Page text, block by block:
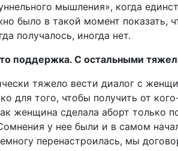
мышления», когда
было в такой момент показать,
получалось, иногда нет.
поддержка. С остальными
тяжело вести диалог с
для того, чтобы получить от
женщина сделала аборт только
у нее были и в самом
перенастроилась, мы